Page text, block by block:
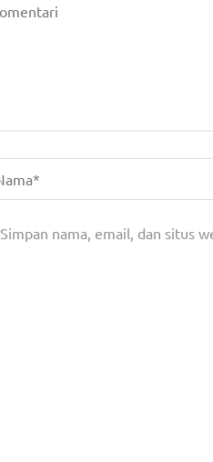
Simpan nama, email, dan situs